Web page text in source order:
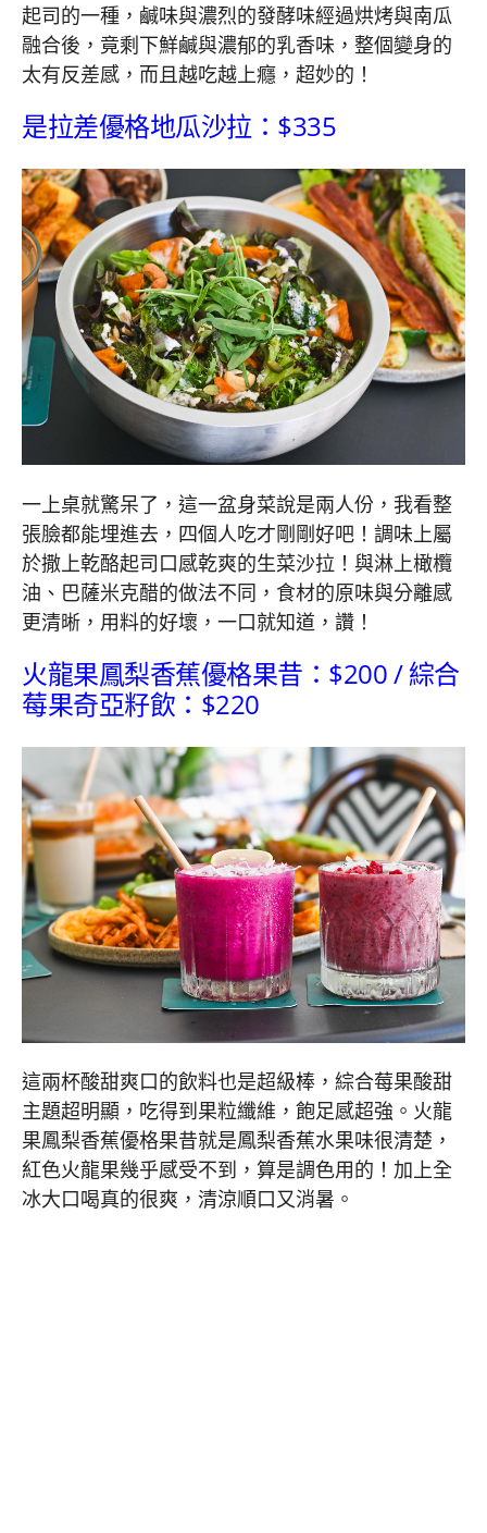
起司的一種，鹹味與濃烈的發酵味經過烘烤與南瓜
融合後，竟剩下鮮鹹與濃郁的乳香味，整個變身的
太有反差感，而且越吃越上癮，超妙的！
是拉差優格地瓜沙拉：$335
一上桌就驚呆了，這一盆身菜說是兩人份，我看整
張臉都能埋進去，四個人吃才剛剛好吧！調味上屬
於撒上乾酪起司口感乾爽的生菜沙拉！與淋上橄欖
油、巴薩米克醋的做法不同，食材的原味與分離感
更清晰，用料的好壞，一口就知道，讚！
火龍果鳳梨香蕉優格果昔：$200 / 綜合
莓果奇亞籽飲：$220
這兩杯酸甜爽口的飲料也是超級棒，綜合莓果酸甜
主題超明顯，吃得到果粒纖維，飽足感超強。火龍
果鳳梨香蕉優格果昔就是鳳梨香蕉水果味很清楚，
紅色火龍果幾乎感受不到，算是調色用的！加上全
冰大口喝真的很爽，清涼順口又消暑。